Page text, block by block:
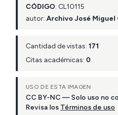
CÓDIGO: CL10115
autor: Archivo José Miguel
Cantidad de vistas: 171
Citas académicas: 0
USO DE ESTA IMAGEN
CC BY-NC — Solo uso no
Revisa los Términos de uso